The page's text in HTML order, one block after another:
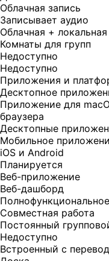
Облачная запись
Записывает аудио
Облачная + локальная
Комнаты для групп
Недоступно
Недоступно
Приложения и
Десктопное
Приложение для
браузера
Десктопные
Мобильное
iOS и Android
Планируется
Веб-приложение
Веб-дашборд
Совместная работа
Постоянный
Недоступно
Встроенный с